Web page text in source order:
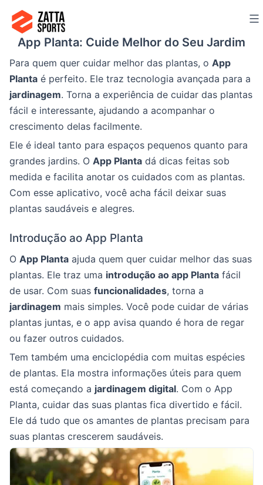
para
conteúdo
App Planta: Cuide Melhor do Seu Jardim
Para quem quer cuidar melhor das plantas, o App
Planta é perfeito. Ele traz tecnologia avançada para a
jardinagem. Torna a experiência de cuidar das plantas
fácil e interessante, ajudando a acompanhar o
crescimento delas facilmente.
Ele é ideal tanto para espaços pequenos quanto para
grandes jardins. O App Planta dá dicas feitas sob
medida e facilita anotar os cuidados com as plantas.
Com esse aplicativo, você acha fácil deixar suas
plantas saudáveis e alegres.
Introdução ao App Planta
O App Planta ajuda quem quer cuidar melhor das suas
plantas. Ele traz uma introdução ao app Planta fácil
de usar. Com suas funcionalidades, torna a
jardinagem mais simples. Você pode cuidar de várias
plantas juntas, e o app avisa quando é hora de regar
ou fazer outros cuidados.
Tem também uma enciclopédia com muitas espécies
de plantas. Ela mostra informações úteis para quem
está começando a jardinagem digital. Com o App
Planta, cuidar das suas plantas fica divertido e fácil.
Ele dá tudo que os amantes de plantas precisam para
suas plantas crescerem saudáveis.